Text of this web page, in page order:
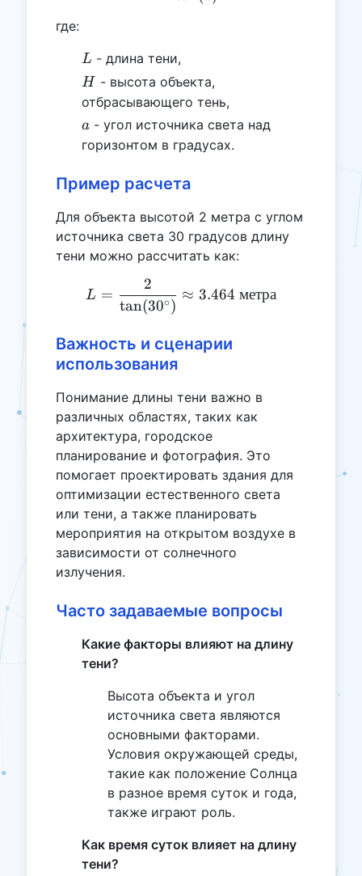
где:
L
L - длина тени,
H
H - высота объекта,
отбрасывающего тень,
a
a - угол источника света над
горизонтом в градусах.
Пример расчета
Для объекта высотой 2 метра с углом
источника света 30 градусов длину
тени можно рассчитать как:
L =
L =
tan(30∘)
2
≈ 3.464 метра
Важность и сценарии
использования
Понимание длины тени важно в
различных областях, таких как
архитектура, городское
планирование и фотография. Это
помогает проектировать здания для
оптимизации естественного света
или тени, а также планировать
мероприятия на открытом воздухе в
зависимости от солнечного
излучения.
Часто задаваемые вопросы
Какие факторы влияют на длину
тени?
Высота объекта и угол
источника света являются
основными факторами.
Условия окружающей среды,
такие как положение Солнца
в разное время суток и года,
также играют роль.
Как время суток влияет на длину
тени?